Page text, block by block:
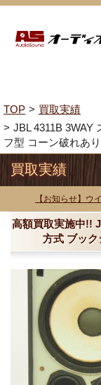
TOP
買取実績
JBL 4311B 3WAY
フ型 コーン破れあ
買取実績
【お知らせ】ウ
高額買取実施中!!
方式 ブッ